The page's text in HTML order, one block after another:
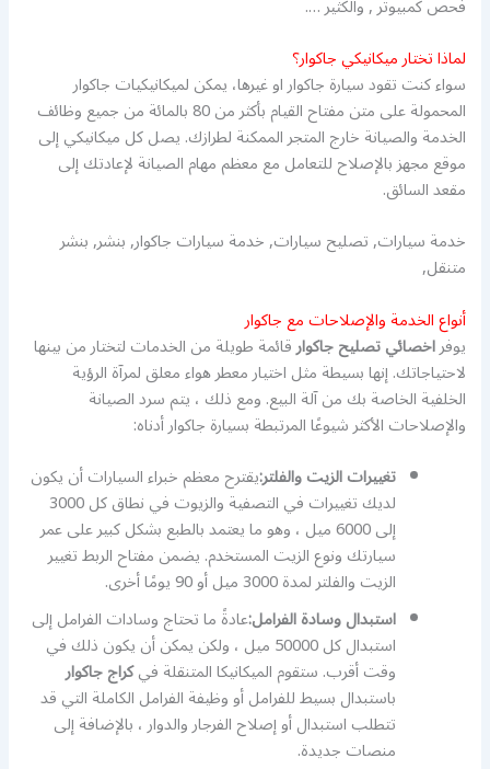
لماذا تختار ميكانيكي جاكوار؟
سواء كنت تقود سيارة جاكوار او غيرها، يمكن لميكانيكيات جاكوار
المحمولة على متن مفتاح القيام بأكثر من 80 بالمائة من جميع وظائف
الخدمة والصيانة خارج المتجر الممكنة لطرازك. يصل كل ميكانيكي إلى
موقع مجهز بالإصلاح للتعامل مع معظم مهام الصيانة لإعادتك إلى
مقعد السائق.
خدمة سيارات, تصليح سيارات, خدمة سيارات جاكوار, بنشر, بنشر
متنقل,
أنواع الخدمة والإصلاحات مع جاكوار
يوفراخصائي تصليح جاكوارقائمة طويلة من الخدمات لتختار من بينها
لاحتياجاتك. إنها بسيطة مثل اختيار معطر هواء معلق لمرآة الرؤية
الخلفية الخاصة بك من آلة البيع. ومع ذلك ، يتم سرد الصيانة
والإصلاحات الأكثر شيوعًا المرتبطة بسيارة جاكوار أدناه:
تغييرات الزيت والفلتر:يقترح معظم خبراء السيارات أن يكون
لديك تغييرات في التصفية والزيوت في نطاق كل 3000
إلى 6000 ميل ، وهو ما يعتمد بالطبع بشكل كبير على عمر
سيارتك ونوع الزيت المستخدم. يضمن مفتاح الربط تغيير
الزيت والفلتر لمدة 3000 ميل أو 90 يومًا أخرى.
استبدال وسادة الفرامل:عادةً ما تحتاج وسادات الفرامل إلى
استبدال كل 50000 ميل ، ولكن يمكن أن يكون ذلك في
وقت أقرب. ستقوم الميكانيكا المتنقلة فيكراج جاكوار
باستبدال بسيط للفرامل أو وظيفة الفرامل الكاملة التي قد
تتطلب استبدال أو إصلاح الفرجار والدوار ، بالإضافة إلى
منصات جديدة.